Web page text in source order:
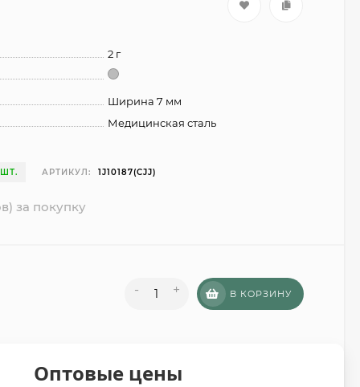
2 г
Ширина 7 мм
Медицинская сталь
АРТИКУЛ: 1J10187(CJJ)
за покупку
- + В КОРЗИНУ
Оптовые цены